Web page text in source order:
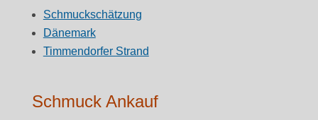
Schmuckschätzung
Dänemark
Timmendorfer Strand
Schmuck Ankauf